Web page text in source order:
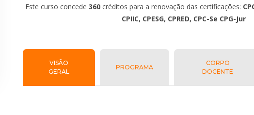
Este curso concede360 créditos para a renovação das certificações:
CPIIC, CPESG, CPRED, CPC-Se CPG-Jur
VISÃO
GERAL
PROGRAMA
CORPO
DOCENTE